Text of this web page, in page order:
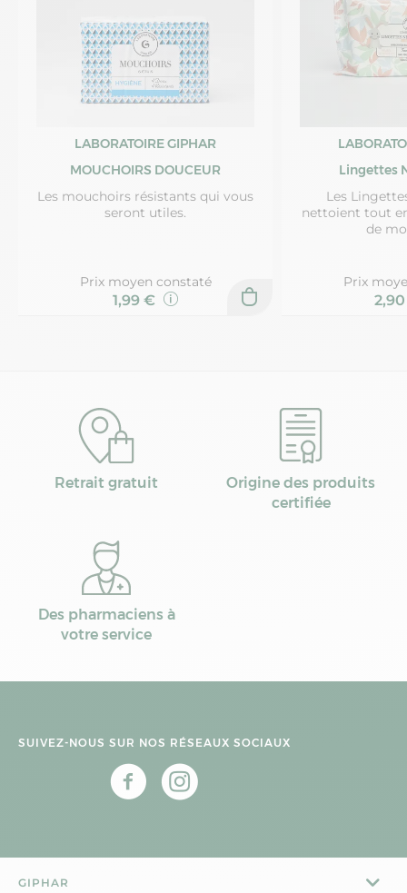
LABORATOIRE GIPHAR
MOUCHOIRS DOUCEUR
Les mouchoirs résistants qui vous
seront utiles.
Prix moyen constaté
1,99 €
Lingettes
Les
nettoient tout
de
Prix
Retrait gratuit
Origine des produits
certifiée
Des pharmaciens à
votre service
SUIVEZ-NOUS SUR NOS RÉSEAUX SOCIAUX
GIPHAR